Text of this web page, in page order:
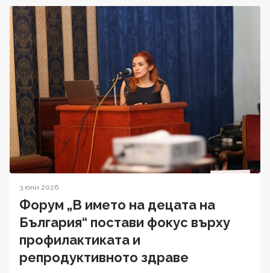
3 юни 2026
Форум „В името на децата на
България“ постави фокус върху
профилактиката и
репродуктивното здраве